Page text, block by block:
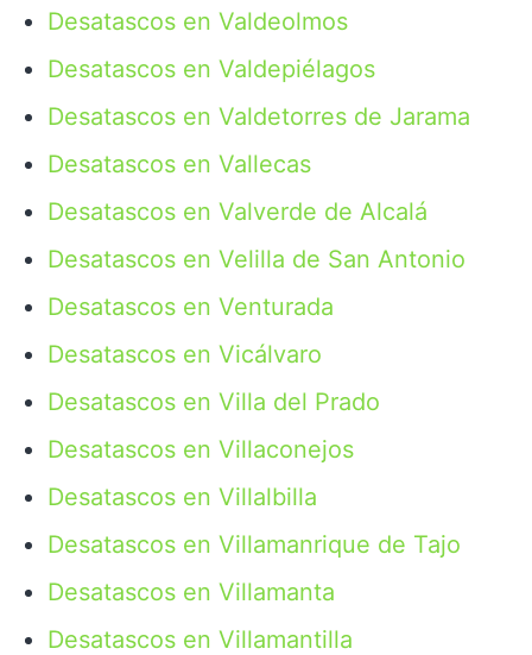
Desatascos en Valdeolmos
Desatascos en Valdepiélagos
Desatascos en Valdetorres de Jarama
Desatascos en Vallecas
Desatascos en Valverde de Alcalá
Desatascos en Velilla de San Antonio
Desatascos en Venturada
Desatascos en Vicálvaro
Desatascos en Villa del Prado
Desatascos en Villaconejos
Desatascos en Villalbilla
Desatascos en Villamanrique de Tajo
Desatascos en Villamanta
Desatascos en Villamantilla